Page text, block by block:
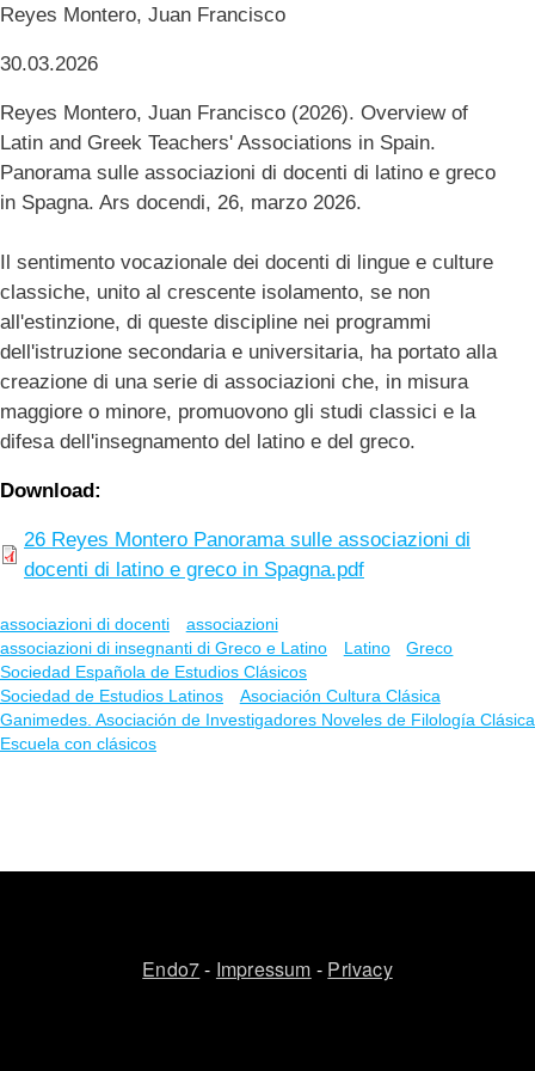
Reyes Montero, Juan Francisco
30.03.2026
Reyes Montero, Juan Francisco (2026). Overview of
Latin and Greek Teachers' Associations in Spain.
Panorama sulle associazioni di docenti di latino e greco
in Spagna. Ars docendi, 26, marzo 2026.
Il sentimento vocazionale dei docenti di lingue e culture
classiche, unito al crescente isolamento, se non
all'estinzione, di queste discipline nei programmi
dell'istruzione secondaria e universitaria, ha portato alla
creazione di una serie di associazioni che, in misura
maggiore o minore, promuovono gli studi classici e la
difesa dell'insegnamento del latino e del greco.
Download
26 Reyes Montero Panorama sulle associazioni di
docenti di latino e greco in Spagna.pdf
associazioni di docenti
associazioni
associazioni di insegnanti di Greco e Latino
Latino
Greco
Sociedad Española de Estudios Clásicos
Sociedad de Estudios Latinos
Asociación Cultura Clásica
Ganimedes. Asociación de Investigadores Noveles de Filología Clásica
Escuela con clásicos
Endo7- Impressum - Privacy